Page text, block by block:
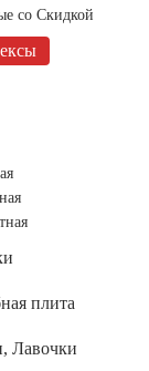
со Скидкой
плита
Лавочки